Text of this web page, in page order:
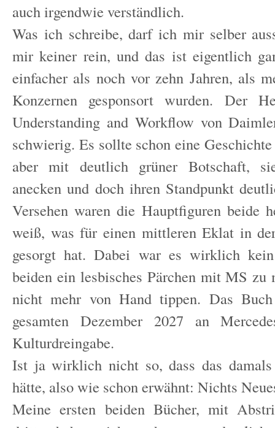
auch irgendwie verständlich.
Was ich schreibe, darf ich mir selber
mir keiner rein, und das ist eigentlich
einfacher als noch vor zehn Jahren, als
Konzernen gesponsort wurden. Der
Understanding and Workflow von
schwierig. Es sollte schon eine
aber mit deutlich grüner Botschaft,
anecken und doch ihren Standpunkt
Versehen waren die Hauptfiguren beide
weiß, was für einen mittleren Eklat in
gesorgt hat. Dabei war es wirklich
beiden ein lesbisches Pärchen mit MS zu
nicht mehr von Hand tippen. Das
gesamten Dezember 2027 an
Kulturdreingabe.
Ist ja wirklich nicht so, dass das damals
hätte, also wie schon erwähnt: Nichts
Meine ersten beiden Bücher, mit